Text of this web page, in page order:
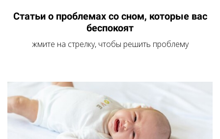
Статьи о проблемах со сном, которые вас
беспокоят
жмите на стрелку, чтобы решить проблему